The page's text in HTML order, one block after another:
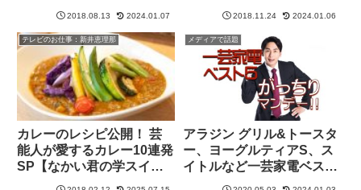
を、伊藤聡子公式ブログで
2018.08.13 2024.01.07
大油【ジョブチューン】
2018.11.24 2024.01.06
テレビのお仕事：新井恵理那
カレーのレシピ公開！ 芸
能人が愛するカレー10連発
SP【なかい君の学スイッ
メディアで話題
アラジン グリル&トースタ
ー、ヨーグルティアS、ス
イトルなど一芸家電ベスト
5を紹介【がっちりマンデ